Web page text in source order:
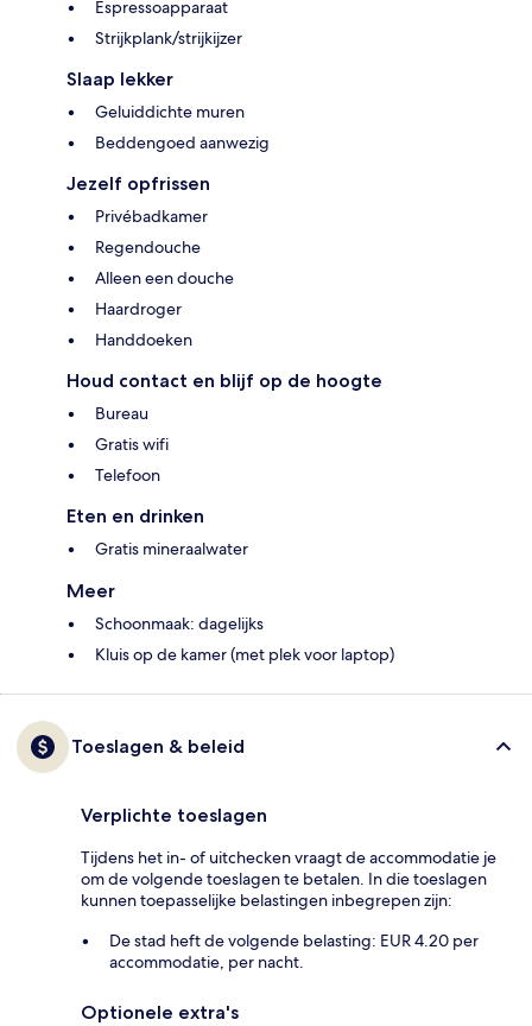
Espressoapparaat
Strijkplank/strijkijzer
Slaap lekker
Geluiddichte muren
Beddengoed aanwezig
Jezelf opfrissen
Privébadkamer
Regendouche
Alleen een douche
Haardroger
Handdoeken
Houd contact en blijf op de hoogte
Bureau
Gratis wifi
Telefoon
Eten en drinken
Gratis mineraalwater
Meer
Schoonmaak: dagelijks
Kluis op de kamer (met plek voor laptop)
Toeslagen & beleid
Verplichte toeslagen
Tijdens het in- of uitchecken vraagt de accommodatie je
om de volgende toeslagen te betalen. In die toeslagen
kunnen toepasselijke belastingen inbegrepen zijn:
De stad heft de volgende belasting: EUR 4.20 per
accommodatie, per nacht.
Optionele extra's